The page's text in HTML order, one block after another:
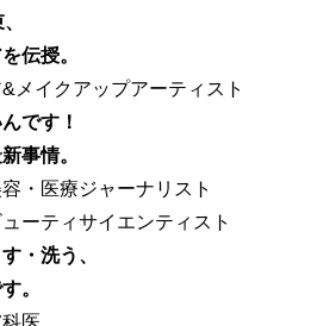
伝授。
イクアップアーティスト
です！
事情。
・医療ジャーナリスト
ーティサイエンティスト
・洗う、
。
医